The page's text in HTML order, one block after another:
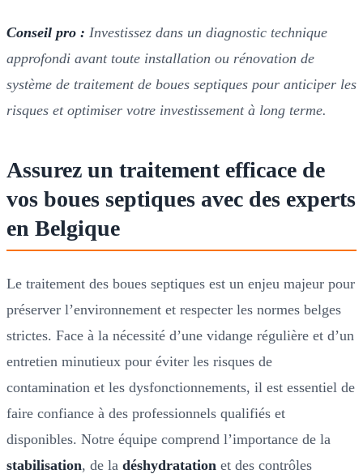
Conseil pro : Investissez dans un diagnostic technique
approfondi avant toute installation ou rénovation de
système de traitement de boues septiques pour anticiper les
risques et optimiser votre investissement à long terme.
Assurez un traitement efficace de
vos boues septiques avec des experts
en Belgique
Le traitement des boues septiques est un enjeu majeur pour
préserver l’environnement et respecter les normes belges
strictes. Face à la nécessité d’une vidange régulière et d’un
entretien minutieux pour éviter les risques de
contamination et les dysfonctionnements, il est essentiel de
faire confiance à des professionnels qualifiés et
disponibles. Notre équipe comprend l’importance de la
stabilisation, de la déshydratation et des contrôles